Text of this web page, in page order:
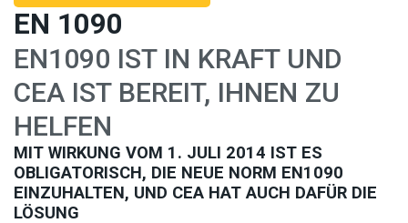
EN 1090
EN1090 IST IN KRAFT UND
CEA IST BEREIT, IHNEN ZU
HELFEN
MIT WIRKUNG VOM 1. JULI 2014 IST ES
OBLIGATORISCH, DIE NEUE NORM EN1090
EINZUHALTEN, UND CEA HAT AUCH DAFÜR DIE
LÖSUNG